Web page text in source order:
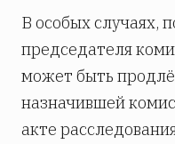
В особых случаях,
председателя
может быть
назначившей
акте